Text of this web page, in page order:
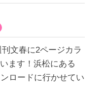
文春に2ページカラ
ます！浜松にある
ロードに行かせてい